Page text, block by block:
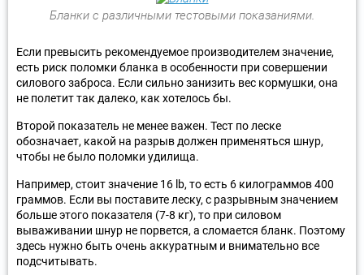
Бланки с различными тестовыми показаниями.
Если превысить рекомендуемое производителем значение,
есть риск поломки бланка в особенности при совершении
силового заброса. Если сильно занизить вес кормушки, она
не полетит так далеко, как хотелось бы.
Второй показатель не менее важен. Тест по леске
обозначает, какой на разрыв должен применяться шнур,
чтобы не было поломки удилища.
Например, стоит значение 16 lb, то есть 6 килограммов 400
граммов. Если вы поставите леску, с разрывным значением
больше этого показателя (7-8 кг), то при силовом
вываживании шнур не порвется, а сломается бланк. Поэтому
здесь нужно быть очень аккуратным и внимательно все
подсчитывать.